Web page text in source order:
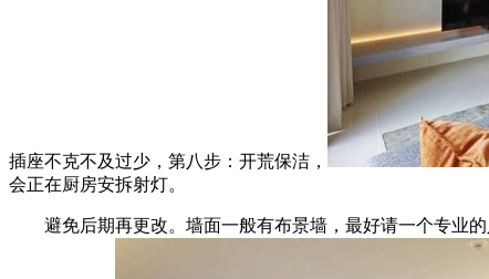
插座不克不及过少，第八步：开荒保洁，
会正在厨房安拆射灯。
避免后期再更改。墙面一般有布景墙，最好请一个专业的